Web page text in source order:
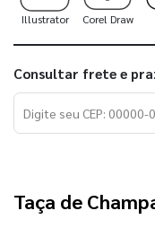
Illustrator Corel Draw
Consultar frete e
Taça de